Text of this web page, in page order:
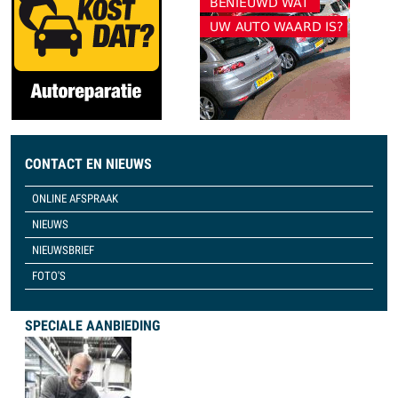
CONTACT EN NIEUWS
ONLINE AFSPRAAK
NIEUWS
NIEUWSBRIEF
FOTO'S
SPECIALE AANBIEDING